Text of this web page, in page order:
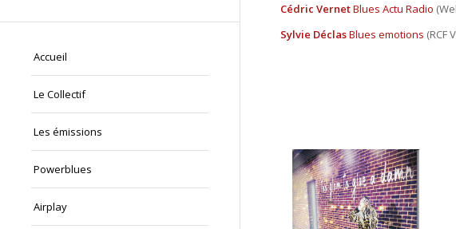
Accueil
Le Collectif
Les émissions
Powerblues
Airplay
Cédric VernetBlues Actu Radio
Sylvie DéclasBlues emotions (RCF